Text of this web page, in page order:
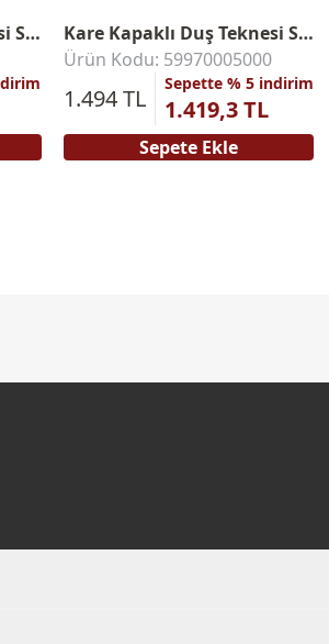
Kare Kapaklı Duş Teknesi Sifonu
Kare Kapaklı Duş Teknesi Sifonu
Ürün Kodu: 59970005000
1.494 TL
Sepette % 5 indirim
1.419,3 TL
Sepete Ekle